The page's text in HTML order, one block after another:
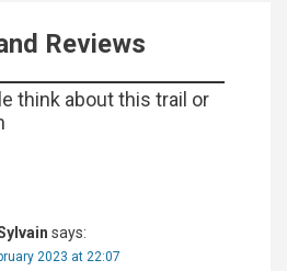
Reviews
think about this trail or
says:
2023 at 22:07